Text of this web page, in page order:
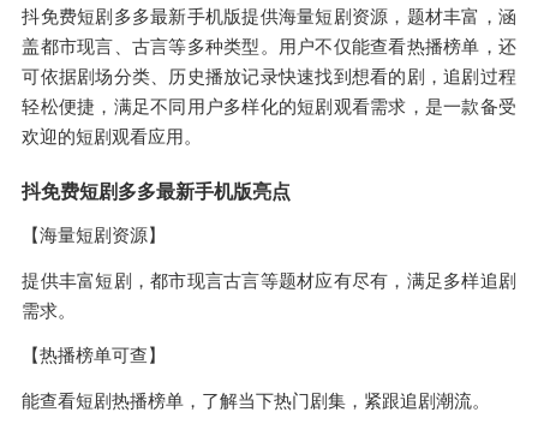
抖免费短剧多多最新手机版提供海量短剧资源，题材丰富，涵
盖都市现言、古言等多种类型。用户不仅能查看热播榜单，还
可依据剧场分类、历史播放记录快速找到想看的剧，追剧过程
轻松便捷，满足不同用户多样化的短剧观看需求，是一款备受
欢迎的短剧观看应用。
抖免费短剧多多最新手机版亮点
【海量短剧资源】
提供丰富短剧，都市现言古言等题材应有尽有，满足多样追剧
需求。
【热播榜单可查】
能查看短剧热播榜单，了解当下热门剧集，紧跟追剧潮流。